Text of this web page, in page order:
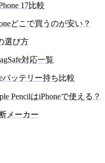
17比較
どこで買うのが安い？
選び方
対応一覧
バッテリー持ち比較
PencilはiPhoneで使える？
メーカー